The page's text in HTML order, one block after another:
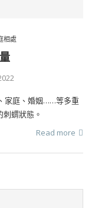
相處
家庭、婚姻……等多重
蝟狀態。
Read more